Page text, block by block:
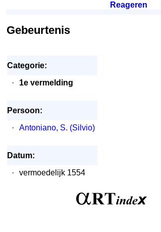
Reageren
Gebeurtenis
Categorie:
·
1e vermelding
Persoon:
·
Antoniano, S. (Silvio)
Datum:
·
vermoedelijk 1554